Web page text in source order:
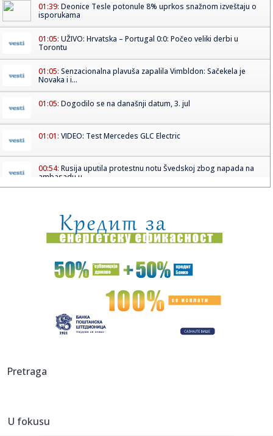
01:39: Deonice Tesle potonule 8% uprkos snažnom izveštaju o
isporukama
01:05: UŽIVO: Hrvatska – Portugal 0:0: Počeo veliki derbi u
Torontu
01:05: Senzacionalna plavuša zapalila Vimbldon: Sačekela je
Novaka i i...
01:05: Dogodilo se na današnji datum, 3. jul
01:01: VIDEO: Test Mercedes GLC Electric
00:54: Rusija uputila protestnu notu Švedskoj zbog napada na
ambasadu u...
00:24:Preminula Zvezdina legenda – otac Igora Rakočevića
00:21:Rivian podigao prognozu isporuka
Sve se menja! Stiže novi srpski pasoš: Evo koliko košta i
00:06:Na današnji dan, 3. jul
23:51:
Pretraga
U fokusu